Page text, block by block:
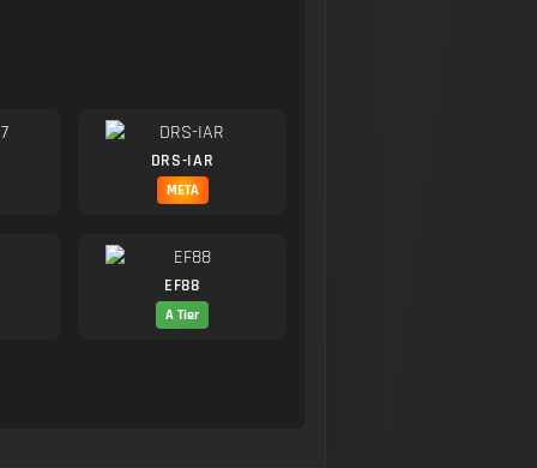
DRS-IAR
META
EF88
A Tier